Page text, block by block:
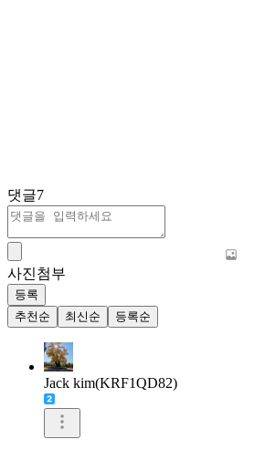
댓글7
사진첨부
등록
추천순
최신순 등록순
Jack kim(KRF1QD82)